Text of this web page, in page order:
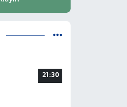
21:30